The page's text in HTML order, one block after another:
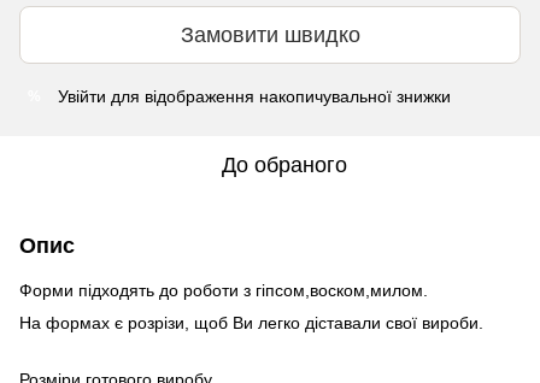
Замовити швидко
Увійти для відображення накопичувальної знижки
До обраного
Опис
Форми підходять до роботи з гіпсом,воском,милом.
На формах є розрізи, щоб Ви легко діставали свої вироби.